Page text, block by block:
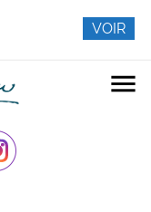
menu
VOIR